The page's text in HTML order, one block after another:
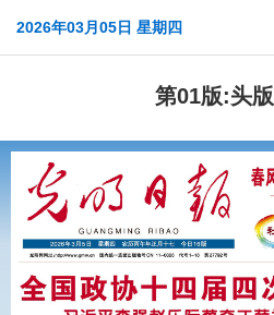
2026年03月05日 星期四
第01版:头版